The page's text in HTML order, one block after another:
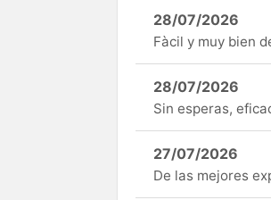
28/07/2026
Fàcil y muy bien
28/07/2026
Sin esperas,
27/07/2026
De las mejores